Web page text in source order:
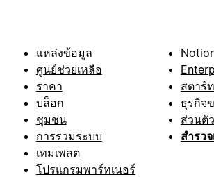
แหล่งข้อมูล
ศูนย์ช่วยเหลือ
ราคา
บล็อก
ชุมชน
การรวมระบบ
เทมเพลต
โปรแกรมพาร์ทเนอร์
สตาร์
ธุรกิจ
ส่วนตัว
สำรว